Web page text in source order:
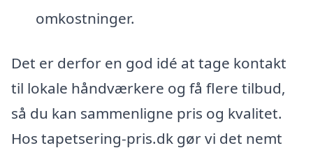
omkostninger.
Det er derfor en god idé at tage kontakt
til lokale håndværkere og få flere tilbud,
så du kan sammenligne pris og kvalitet.
Hos tapetsering-pris.dk gør vi det nemt